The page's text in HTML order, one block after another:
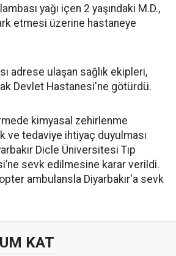
yağı içen 2 yaşındaki M.D.,
etmesi üzerine hastaneye
adrese ulaşan sağlık ekipleri,
Devlet Hastanesi'ne götürdü.
kimyasal zehirlenme
ve tedaviye ihtiyaç duyulması
Dicle Üniversitesi Tıp
sevk edilmesine karar verildi.
ambulansla Diyarbakır'a sevk
KAT